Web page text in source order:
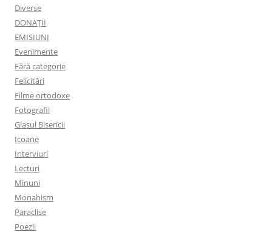
Diverse
DONAȚII
EMISIUNI
Evenimente
Fără categorie
Felicitări
Filme ortodoxe
Fotografii
Glasul Bisericii
Icoane
Interviuri
Lecturi
Minuni
Monahism
Paraclise
Poezii